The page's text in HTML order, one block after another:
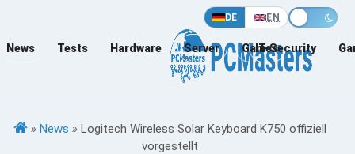
DE EN
News Tests Hardware Server Games
IT-Security
» News » Logitech Wireless Solar Keyboard K750 offiziell
vorgestellt